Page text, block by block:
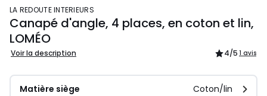
LA REDOUTE INTERIEURS
Canapé d'angle, 4 places, en coton et lin,
LOMÉO
Voir la description 4/5 1 avis
Matière siège Coton/lin